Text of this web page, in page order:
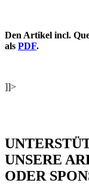
Den Artikel incl.
als PDF.
]]>
UNSERE
ODER